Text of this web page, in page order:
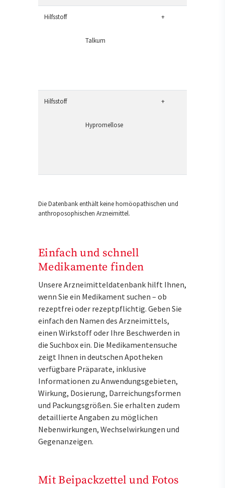
Hilfsstoff
Talkum
+
Hilfsstoff
Hypromellose
+
Die Datenbank enthält keine homöopathischen und
anthroposophischen Arzneimittel.
Einfach und schnell
Medikamente finden
Unsere Arzneimitteldatenbank hilft Ihnen,
wenn Sie ein Medikament suchen – ob
rezeptfrei oder rezeptpflichtig. Geben Sie
einfach den Namen des Arzneimittels,
einen Wirkstoff oder Ihre Beschwerden in
die Suchbox ein. Die Medikamentensuche
zeigt Ihnen in deutschen Apotheken
verfügbare Präparate, inklusive
Informationen zu Anwendungsgebieten,
Wirkung, Dosierung, Darreichungsformen
und Packungsgrößen. Sie erhalten zudem
detaillierte Angaben zu möglichen
Nebenwirkungen, Wechselwirkungen und
Gegenanzeigen.
Mit Beipackzettel und Fotos